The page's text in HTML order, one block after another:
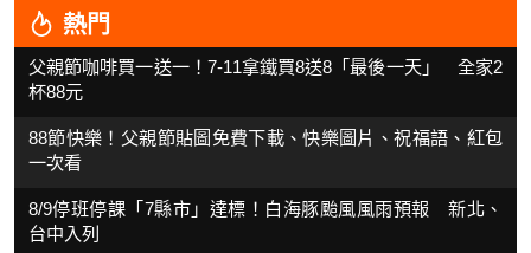
熱門
父親節咖啡買一送一！7-11拿鐵買8送8「最後一天」 全家2
杯88元
88節快樂！父親節貼圖免費下載、快樂圖片、祝福語、紅包
一次看
8/9停班停課「7縣市」達標！白海豚颱風風雨預報 新北、
台中入列